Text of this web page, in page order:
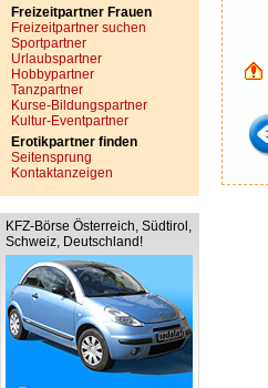
Freizeitpartner Frauen
Freizeitpartner suchen
Sportpartner
Urlaubspartner
Hobbypartner
Tanzpartner
Kurse-Bildungspartner
Kultur-Eventpartner
Erotikpartner finden
Seitensprung
Kontaktanzeigen
KFZ-Börse Österreich, Südtirol,
Schweiz, Deutschland!